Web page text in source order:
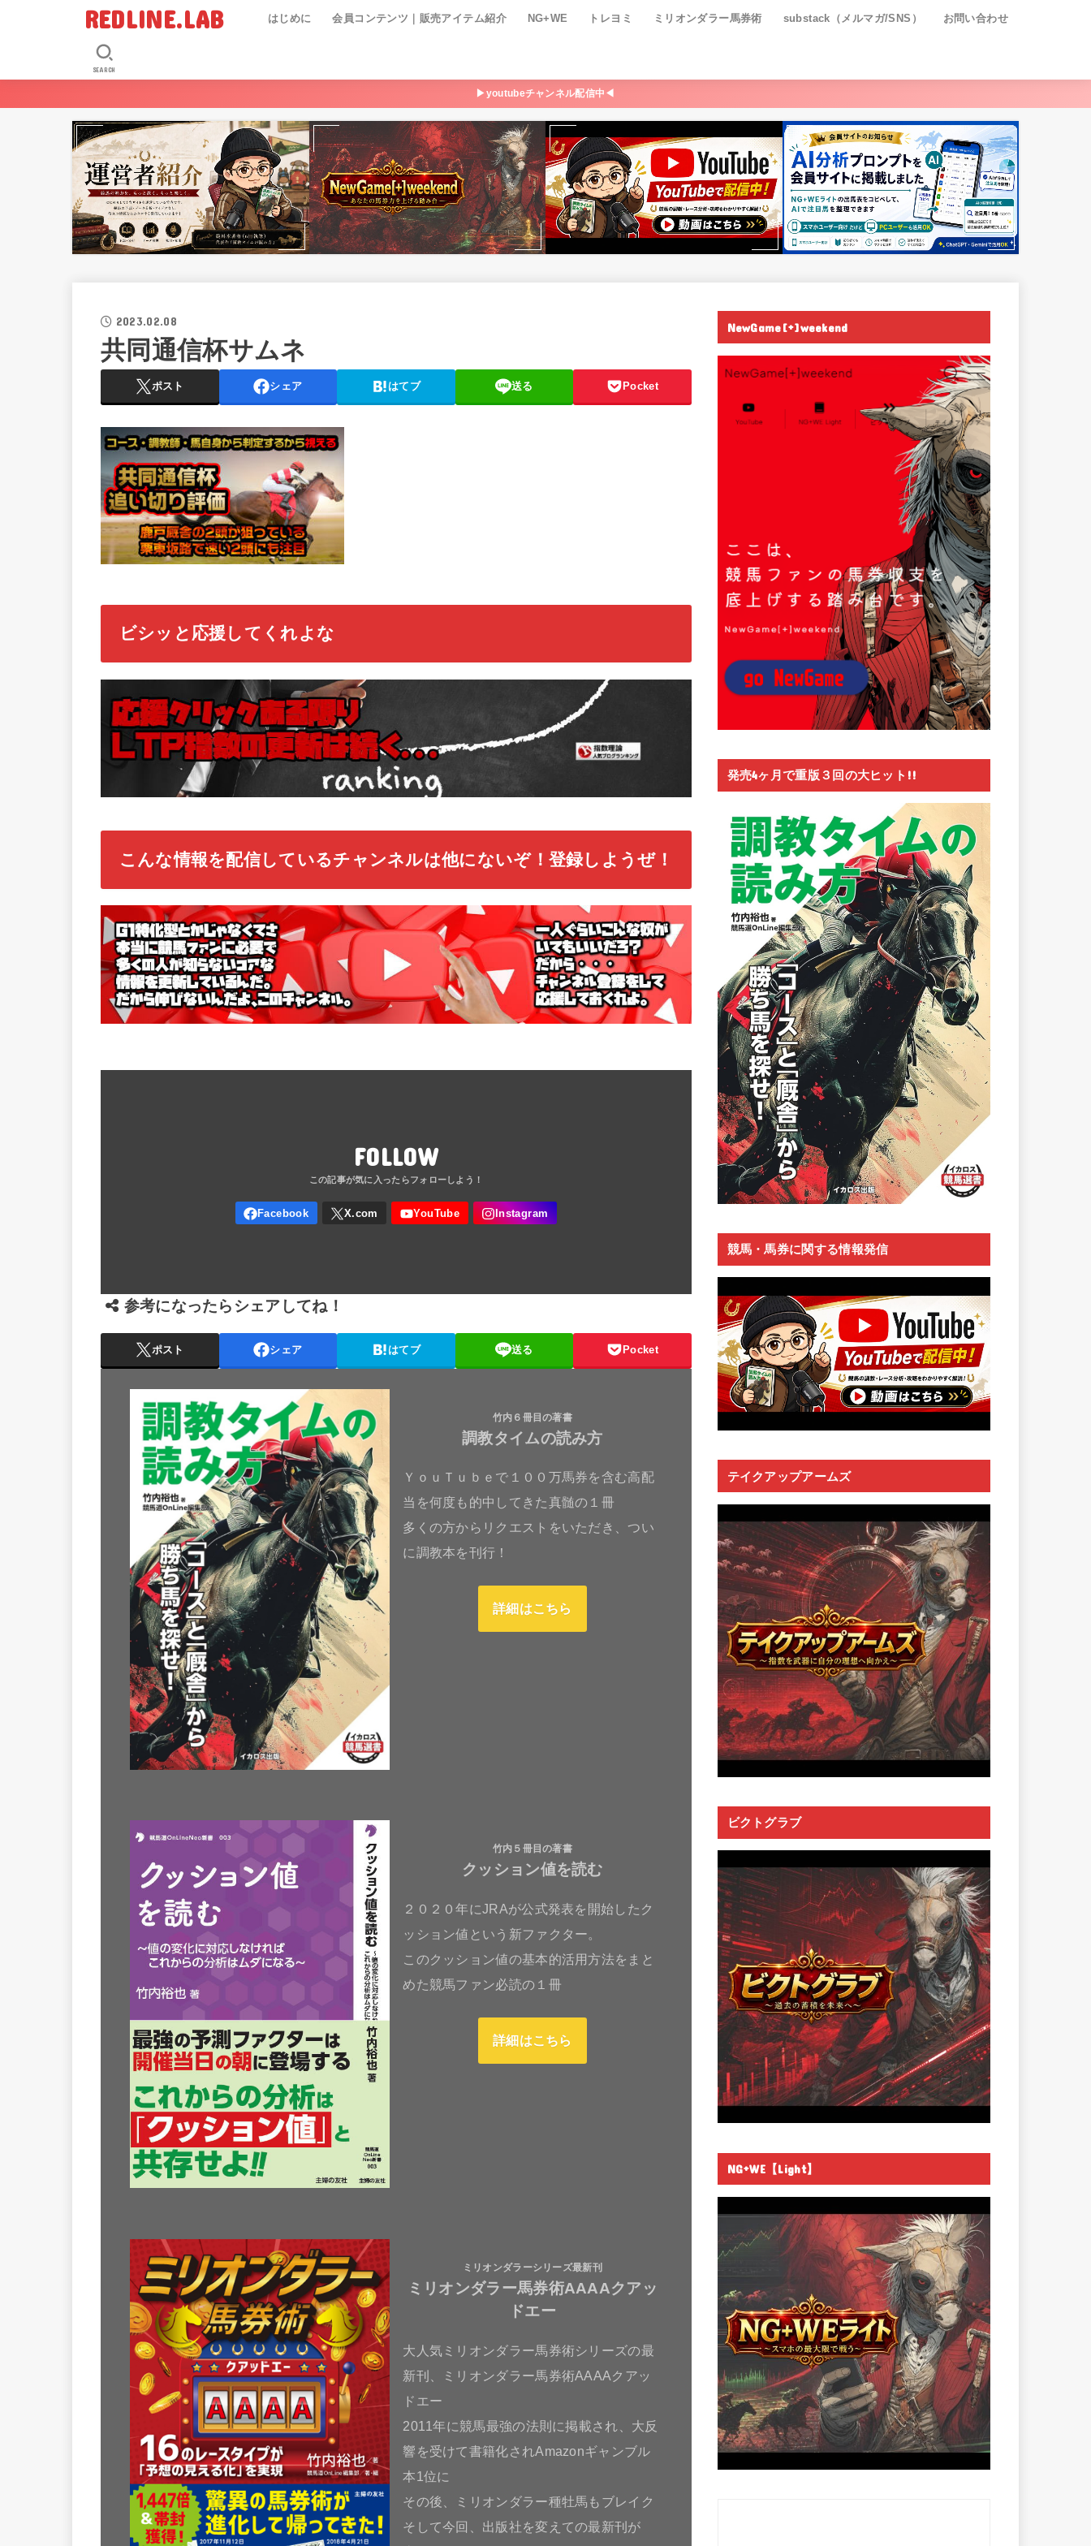
REDLINE.LAB はじめに 会員コンテンツ｜販売アイテム紹介 NG+WE トレヨミ ミリオンダラー馬券術 substack（メルマガ/SNS） お問い合わせ
SEARCH
▶youtubeチャンネル配信中◀
2023.02.08
共同通信杯サムネ
ポスト シェア はてブ 送る Pocket
ビシッと応援してくれよな
こんな情報を配信しているチャンネルは他にないぞ！登録しようぜ！
FOLLOW
参考になったらシェアしてね！
ポスト シェア はてブ 送る Pocket
竹内６冊目の著書
調教タイムの読み方
ＹｏｕＴｕｂｅで１００万馬券を含む高配
当を何度も的中してきた真髄の１冊
多くの方からリクエストをいただき、つい
に調教本を刊行！
詳細はこちら
竹内５冊目の著書
クッション値を読む
２０２０年にJRAが公式発表を開始したク
ッション値という新ファクター。
このクッション値の基本的活用方法をまと
めた競馬ファン必読の１冊
詳細はこちら
ミリオンダラーシリーズ最新刊
ミリオンダラー馬券術AAAAクアッ
ドエー
大人気ミリオンダラー馬券術シリーズの最
新刊、ミリオンダラー馬券術AAAAクアッ
ドエー
2011年に競馬最強の法則に掲載され、大反
響を受けて書籍化されAmazonギャンブル
本1位に
その後、ミリオンダラー種牡馬もブレイク
そして今回、出版社を変えての最新刊が
NewGame[+]weekend
発売4ヶ月で重版３回の大ヒット!!
競馬・馬券に関する情報発信
テイクアップアームズ
ビクトグラブ
NG+WE【Light】